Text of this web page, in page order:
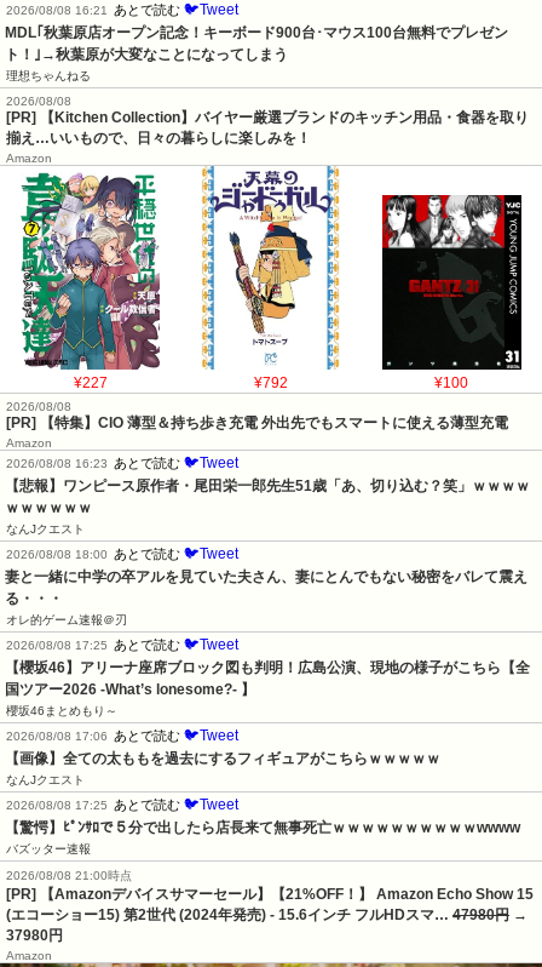
2026/08/08 16:21
あとで読む 🐦Tweet
MDL｢秋葉原店オープン記念！キーボード900台･マウス100台無料でプレゼン
ト！｣→秋葉原が大変なことになってしまう
理想ちゃんねる
2026/08/08
[PR] 【Kitchen Collection】バイヤー厳選ブランドのキッチン用品・食器を取り
揃え…いいもので、日々の暮らしに楽しみを！
Amazon
¥227 ¥792 ¥100
2026/08/08
[PR] 【特集】CIO 薄型＆持ち歩き充電 外出先でもスマートに使える薄型充電
Amazon
2026/08/08 16:23
あとで読む 🐦Tweet
【悲報】ワンピース原作者・尾田栄一郎先生51歳「あ、切り込む？笑」ｗｗｗｗ
ｗｗｗｗｗｗ
なんJクエスト
2026/08/08 18:00
あとで読む 🐦Tweet
妻と一緒に中学の卒アルを見ていた夫さん、妻にとんでもない秘密をバレて震え
る・・・
オレ的ゲーム速報＠刃
2026/08/08 17:25
あとで読む 🐦Tweet
【櫻坂46】アリーナ座席ブロック図も判明！広島公演、現地の様子がこちら【全
国ツアー2026 -What’s lonesome?- 】
櫻坂46まとめもり～
2026/08/08 17:06
あとで読む 🐦Tweet
【画像】全ての太ももを過去にするフィギュアがこちらｗｗｗｗｗ
なんJクエスト
2026/08/08 17:25
あとで読む 🐦Tweet
【驚愕】ﾋﾟﾝｻﾛで５分で出したら店長来て無事死亡ｗｗｗｗｗｗｗｗｗｗwwww
バズッター速報
2026/08/08 21:00時点
[PR] 【Amazonデバイスサマーセール】【21%OFF！】 Amazon Echo Show 15
(エコーショー15) 第2世代 (2024年発売) - 15.6インチ フルHDスマ… 47980円 →
37980円
Amazon